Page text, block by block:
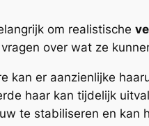
om realistische
over wat ze
kan er aanzienlijke
haar kan tijdelijk
te stabiliseren en kan